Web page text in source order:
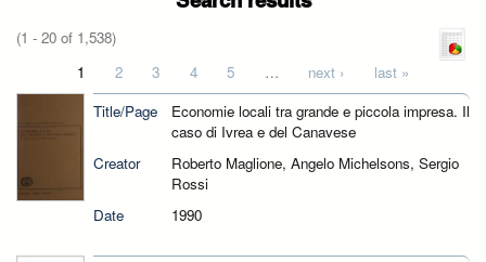
(1 - 20 of 1,538)
1 2 3 4 5 … next ›
last »
Title/Page
Economie locali tra grande e piccola impresa. Il
caso di Ivrea e del Canavese
Creator
Roberto Maglione, Angelo Michelsons, Sergio
Rossi
Date
1990